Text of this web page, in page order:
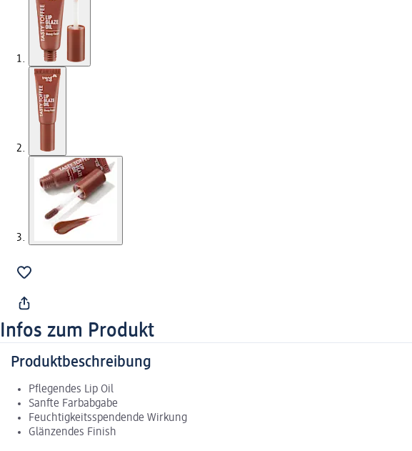
Infos zum Produkt
Produktbeschreibung
Pflegendes Lip Oil
Sanfte Farbabgabe
Feuchtigkeitsspendende Wirkung
Glänzendes Finish